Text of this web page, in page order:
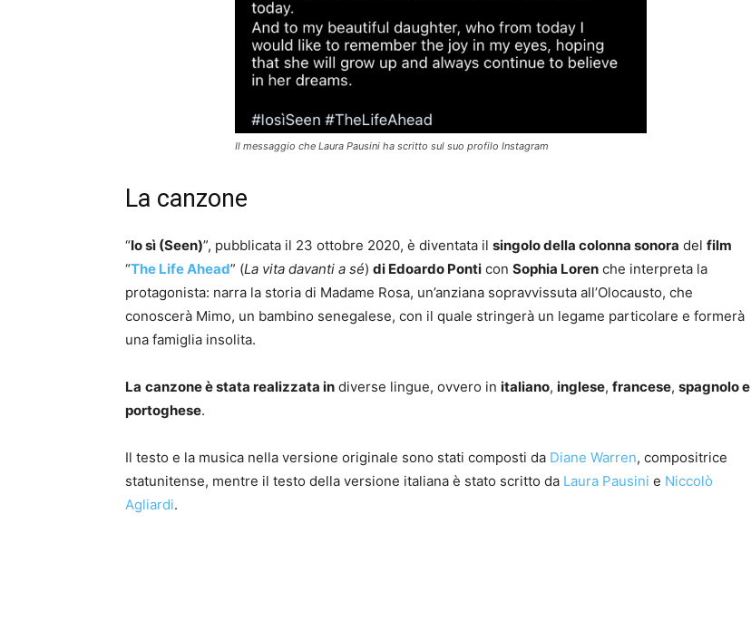
Il messaggio che Laura Pausini ha scritto sul suo profilo Instagram
La canzone
“Io sì (Seen)”, pubblicata il 23 ottobre 2020, è diventata il singolo della colonna sonora del film
“The Life Ahead” (La vita davanti a sé) di Edoardo Ponti con Sophia Loren che interpreta la
protagonista: narra la storia di Madame Rosa, un’anziana sopravvissuta all’Olocausto, che
conoscerà Mimo, un bambino senegalese, con il quale stringerà un legame particolare e formerà
una famiglia insolita.
La canzone è stata realizzata in diverse lingue, ovvero in italiano, inglese, francese, spagnolo e
portoghese.
Il testo e la musica nella versione originale sono stati composti da Diane Warren, compositrice
statunitense, mentre il testo della versione italiana è stato scritto da Laura Pausini e Niccolò
Agliardi.